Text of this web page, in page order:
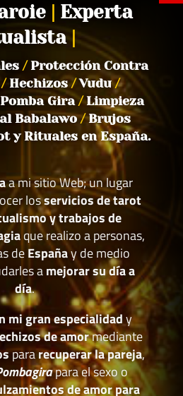
Experta
/Protección Contra
/Hechizos/Vudu/
Gira/Limpieza
Babalawo/Brujos
y Rituales en España.
a mi sitio Web; un lugar
losservicios de tarot
y trabajos de
que realizo a personas,
deEspañay de medio
amejorar su día a
día.
mi gran especialidady
de amormediante
pararecuperar la pareja,
para el sexo o
de amor para